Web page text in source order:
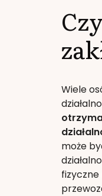
Wiele
może
fizyczne